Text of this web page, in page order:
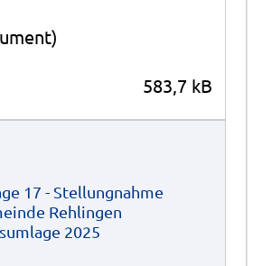
583,7 kB
17 - Stellungnahme
Rehlingen
2025